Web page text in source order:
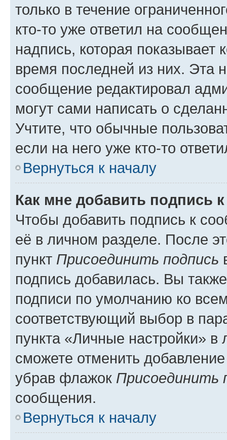
только в течение
кто-то уже ответил на
надпись, которая показывает
время последней из них. Эта
сообщение редактировал
могут сами написать о
Учтите, что обычные
если на него уже кто-то
Вернуться к началу
Как мне добавить подпись
Чтобы добавить подпись к
её в личном разделе. После
пункт Присоединить подпись
подпись добавилась. Вы
подписи по умолчанию ко
соответствующий выбор в
пункта «Личные настройки»
сможете отменить
убрав флажок Присоединить
сообщения.
Вернуться к началу